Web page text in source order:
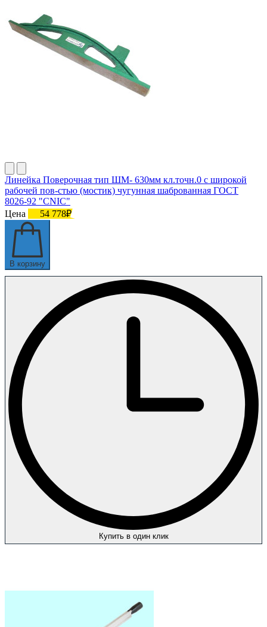
Линейка Поверочная тип ШМ- 630мм кл.точн.0 с широкой
рабочей пов-стью (мостик) чугунная шаброванная ГОСТ
8026-92 "CNIC"
Цена
54 778₽
В корзину
Купить в один клик